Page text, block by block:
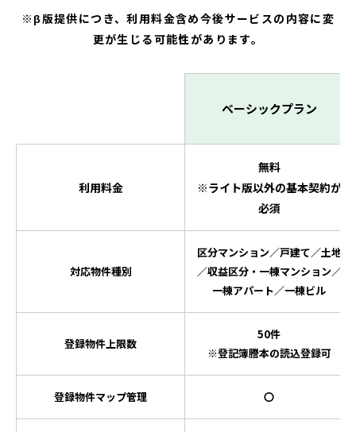
※β版提供につき、利用料金含め今後サービスの内容に変
更が生じる可能性があります。
ベーシックプラン
利用料金
無料
※ライト版以外の基本契約が
必須
対応物件種別
区分マンション／戸建て／土地
／収益区分・一棟マンション／
一棟アパート／一棟ビル
登録物件上限数
50件
※登記簿謄本の読込登録可
登録物件マップ管理 〇